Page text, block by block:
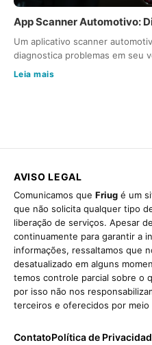
App Scanner Automotivo:
Um aplicativo scanner
diagnostica problemas em seu
Leia mais
AVISO LEGAL
Comunicamos que Friug é um
que não solicita qualquer tipo
liberação de serviços. Apesar
continuamente para garantir a
informações, ressaltamos que
desatualizado em alguns
temos controle parcial sobre o
por isso não nos
terceiros e oferecidos por meio
ContatoPolítica de